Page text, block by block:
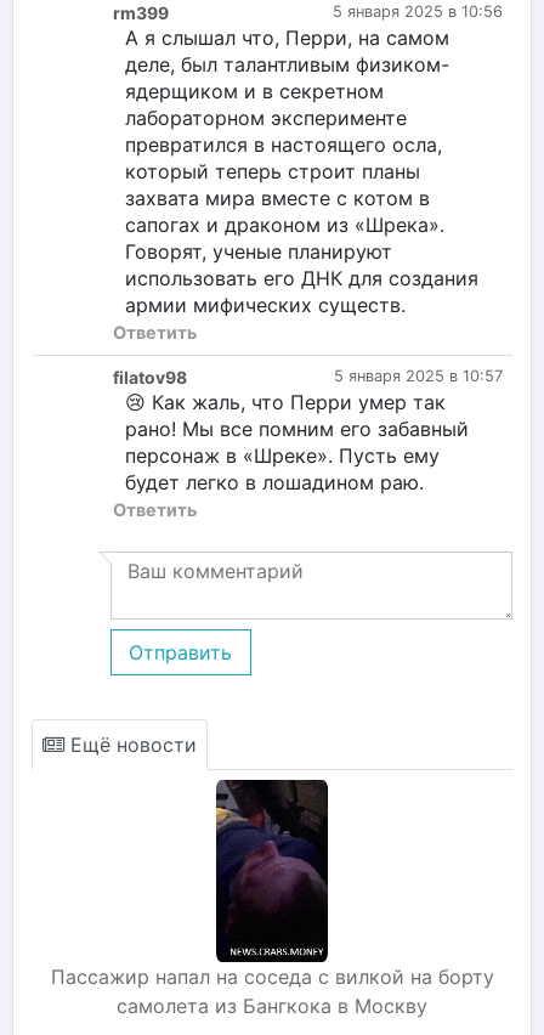
5 января 2025 в 10:56
rm399
А я слышал что, Перри, на самом
деле, был талантливым физиком-
ядерщиком и в секретном
лабораторном эксперименте
превратился в настоящего осла,
который теперь строит планы
захвата мира вместе с котом в
сапогах и драконом из «Шрека».
Говорят, ученые планируют
использовать его ДНК для создания
армии мифических существ.
Ответить
5 января 2025 в 10:57
filatov98
😢 Как жаль, что Перри умер так
рано! Мы все помним его забавный
персонаж в «Шреке». Пусть ему
будет легко в лошадином раю.
Ответить
Отправить
Ещё новости
Пассажир напал на соседа с вилкой на борту
самолета из Бангкока в Москву